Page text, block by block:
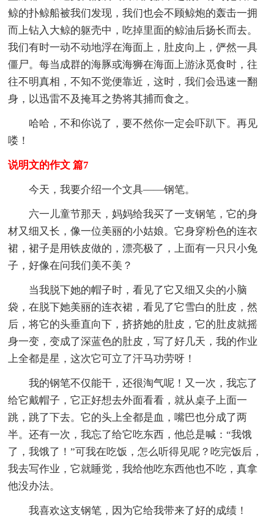
鲸的扑鲸船被我们发现，我们也会不顾鲸炮的轰击一拥
而上钻入大鲸的躯壳中，吃掉里面的鲸油后扬长而去。
我们有时一动不动地浮在海面上，肚皮向上，俨然一具
僵尸。每当成群的海豚或海狮在海面上游泳觅食时，往
往不明真相，不知不觉便靠近，这时，我们会迅速一翻
身，以迅雷不及掩耳之势将其捕而食之。
哈哈，不和你说了，要不然你一定会吓趴下。再见
喽！
说明文的作文 篇7
今天，我要介绍一个文具——钢笔。
六一儿童节那天，妈妈给我买了一支钢笔，它的身
材又细又长，像一位美丽的小姑娘。它身穿粉色的连衣
裙，裙子是用铁皮做的，漂亮极了，上面有一只只小兔
子，好像在问我们美不美？
当我脱下她的帽子时，看见了它又细又尖的小脑
袋，在脱下她美丽的连衣裙，看见了它雪白的肚皮，然
后，将它的头垂直向下，挤挤她的肚皮，它的肚皮就摇
身一变，变成了深蓝色的肚皮，写了好几天，我的作业
上全都是星，这次它可立了汗马功劳呀！
我的钢笔不仅能干，还很淘气呢！又一次，我忘了
给它戴帽子，它正好想去外面看看，就从桌子上面一
跳，跳了下去。它的头上全都是血，嘴巴也分成了两
半。还有一次，我忘了给它吃东西，他总是喊：“我饿
了，我饿了！”可我在吃饭，怎么听得见呢？吃完饭后，
我去写作业，它就睡觉，我给他吃东西他也不吃，真拿
他没办法。
我喜欢这支钢笔，因为它给我带来了好的成绩！